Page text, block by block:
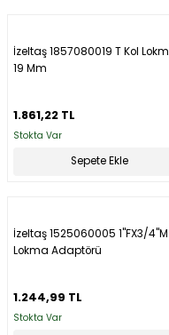
İzeltaş 1857080019 T Kol
19 Mm
1.861,22 TL
Stokta Var
Sepete Ekle
İzeltaş 1525060005 1''FX3/4''M
Lokma Adaptörü
1.244,99 TL
Stokta Var